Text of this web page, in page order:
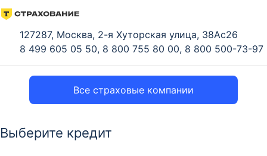
Все страховые компании
127287, Москва, 2-я Хуторская улица, 38Ас26
8 499 605 05 50, 8 800 755 80 00, 8 800 500-73-97
Выберите кредит